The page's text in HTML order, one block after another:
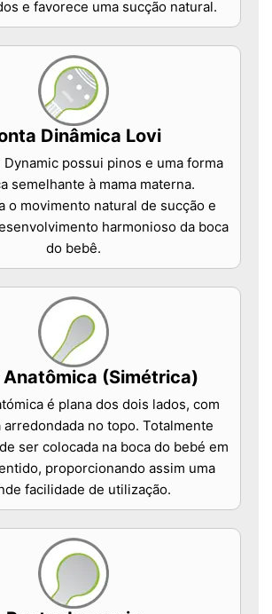
e favorece uma sucção natural.
Dinâmica Lovi
Dynamic possui pinos e uma forma
semelhante à mama materna.
o movimento natural de sucção e
harmonioso da boca
do bebê.
Anatômica (Simétrica)
é plana dos dois lados, com
arredondada no topo. Totalmente
ser colocada na boca do bebé em
proporcionando assim uma
facilidade de utilização.